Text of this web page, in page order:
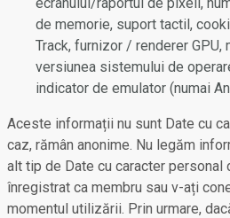
de memorie, suport tactil,
Track, furnizor / renderer
versiunea sistemului de
indicator de emulator (numai
Aceste informații nu sunt Date cu
caz, rămân anonime. Nu legăm
alt tip de Date cu caracter personal
înregistrat ca membru sau v-ați
momentul utilizării. Prin urmare,